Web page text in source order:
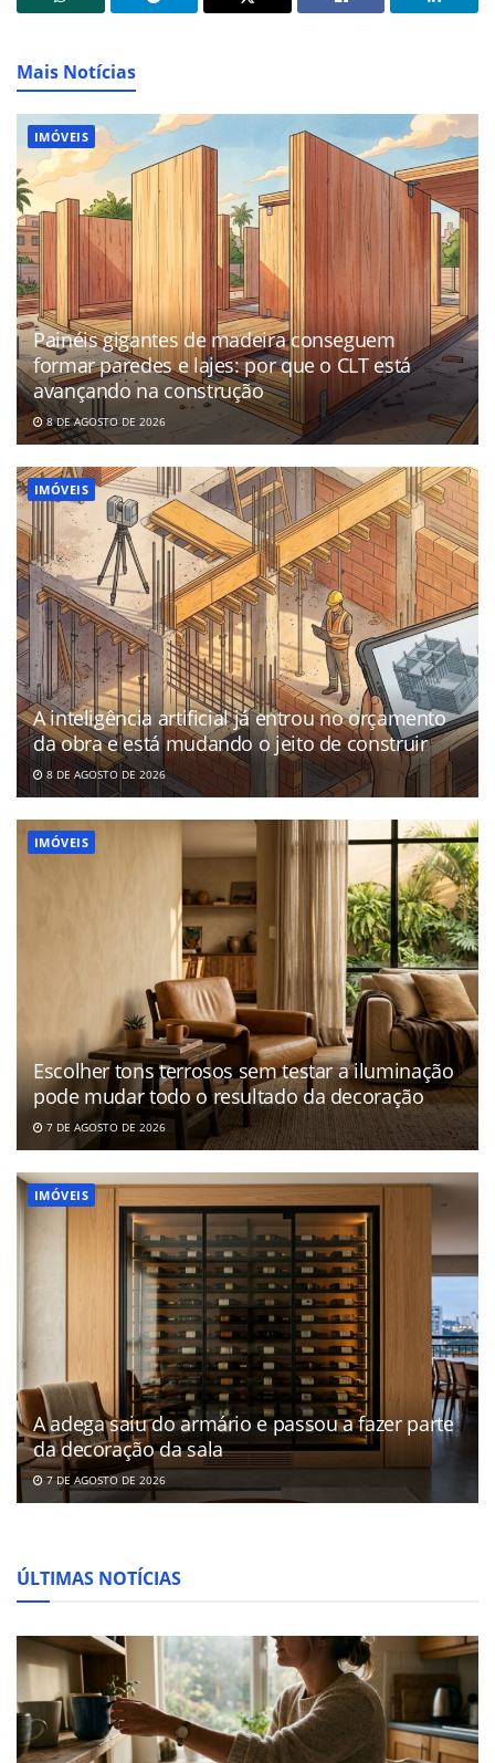
Mais Notícias
IMÓVEIS
Painéis gigantes de madeira conseguem
formar paredes e lajes: por que o CLT está
avançando na construção
8 DE AGOSTO DE 2026
IMÓVEIS
A inteligência artificial já entrou no orçamento
da obra e está mudando o jeito de construir
8 DE AGOSTO DE 2026
IMÓVEIS
Escolher tons terrosos sem testar a iluminação
pode mudar todo o resultado da decoração
7 DE AGOSTO DE 2026
IMÓVEIS
A adega saiu do armário e passou a fazer parte
da decoração da sala
7 DE AGOSTO DE 2026
ÚLTIMAS NOTÍCIAS